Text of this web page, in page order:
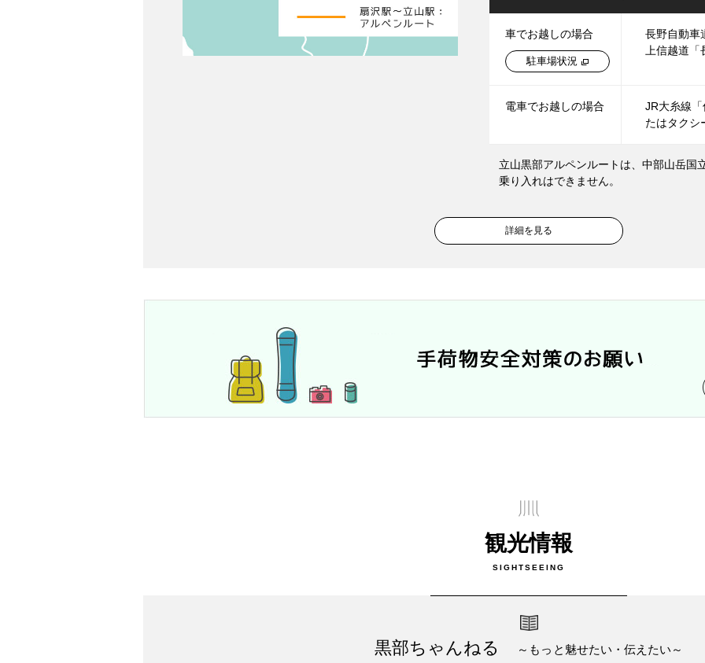
車でお越しの場合
駐車場状況
長野自動車
上信越道
電車でお越しの場合
JR大糸線
たはタクシ
立山黒部アルペンルートは、中部山岳国
乗り入れはできません。
詳細を見る
観光情報
SIGHTSEEING
黒部ちゃんねる ～もっと魅せたい・伝えたい～